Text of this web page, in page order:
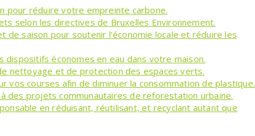
pour réduire votre empreinte carbone.
selon les directives de Bruxelles Environnement.
de saison pour soutenir l’économie locale et réduire les
dispositifs économes en eau dans votre maison.
nettoyage et de protection des espaces verts.
vos courses afin de diminuer la consommation de plastique.
des projets communautaires de reforestation urbaine.
en réduisant, réutilisant, et recyclant autant que